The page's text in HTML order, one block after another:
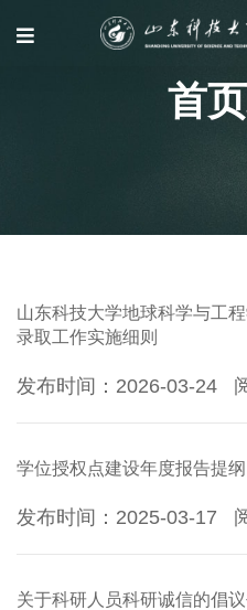
首
山东科技大学地球科学与工
录取工作实施细则
发布时间：2026-03-24
学位授权点建设年度报告提
发布时间：2025-03-17
关于科研人员科研诚信的倡